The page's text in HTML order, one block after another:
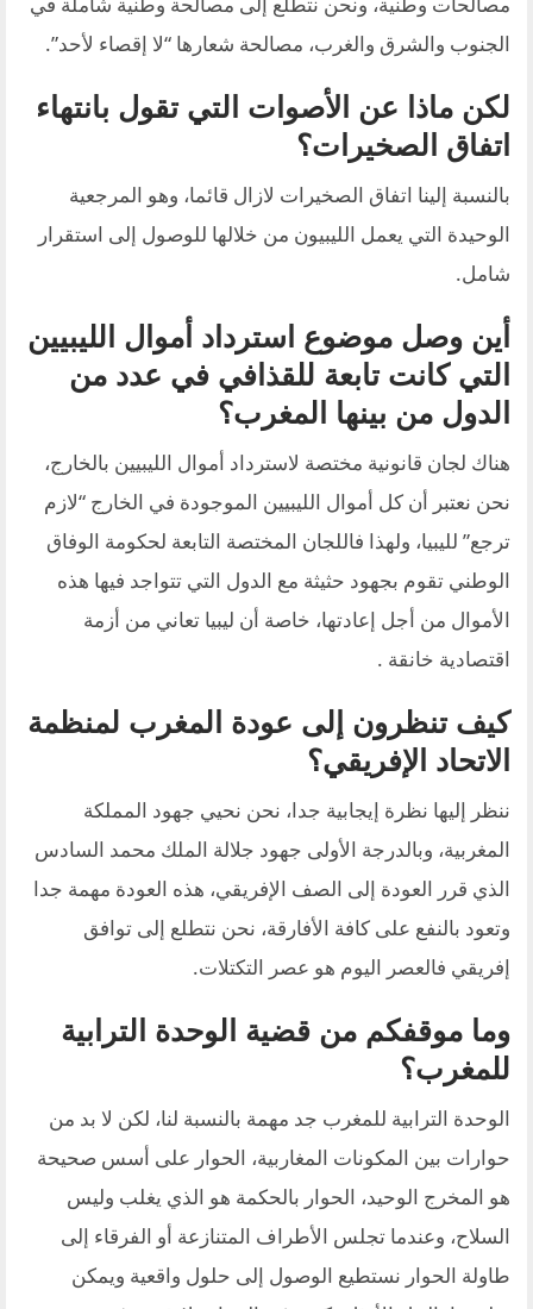
الجنوب والشرق والغرب، مصالحة شعارها “لا إقصاء لأحد”.
لكن ماذا عن الأصوات التي تقول بانتهاء
اتفاق الصخيرات؟
بالنسبة إلينا اتفاق الصخيرات لازال قائما، وهو المرجعية
الوحيدة التي يعمل الليبيون من خلالها للوصول إلى استقرار
شامل.
أين وصل موضوع استرداد أموال الليبيين
التي كانت تابعة للقذافي في عدد من
الدول من بينها المغرب؟
هناك لجان قانونية مختصة لاسترداد أموال الليبيين بالخارج،
نحن نعتبر أن كل أموال الليبيين الموجودة في الخارج “لازم
ترجع” لليبيا، ولهذا فاللجان المختصة التابعة لحكومة الوفاق
الوطني تقوم بجهود حثيثة مع الدول التي تتواجد فيها هذه
الأموال من أجل إعادتها، خاصة أن ليبيا تعاني من أزمة
اقتصادية خانقة .
كيف تنظرون إلى عودة المغرب لمنظمة
الاتحاد الإفريقي؟
ننظر إليها نظرة إيجابية جدا، نحن نحيي جهود المملكة
المغربية، وبالدرجة الأولى جهود جلالة الملك محمد السادس
الذي قرر العودة إلى الصف الإفريقي، هذه العودة مهمة جدا
وتعود بالنفع على كافة الأفارقة، نحن نتطلع إلى توافق
إفريقي فالعصر اليوم هو عصر التكتلات.
وما موقفكم من قضية الوحدة الترابية
للمغرب؟
الوحدة الترابية للمغرب جد مهمة بالنسبة لنا، لكن لا بد من
حوارات بين المكونات المغاربية، الحوار على أسس صحيحة
هو المخرج الوحيد، الحوار بالحكمة هو الذي يغلب وليس
السلاح، وعندما تجلس الأطراف المتنازعة أو الفرقاء إلى
طاولة الحوار نستطيع الوصول إلى حلول واقعية ويمكن